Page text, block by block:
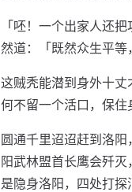
「呸！一个出家人还
然道：「既然众生平等
这贼秃能潜到身外十
何不留一个活口，保住
圆通千里迢迢赶到洛
阳武林盟首长鹰会歼
是隐身洛阳，四处打探